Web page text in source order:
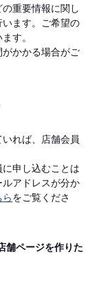
重要情報に関し
ます。ご希望の
す。
かかる場合がご
れば、店舗会員
申し込むことは
アドレスが分か
らをご覧くださ
舗ページを作りた